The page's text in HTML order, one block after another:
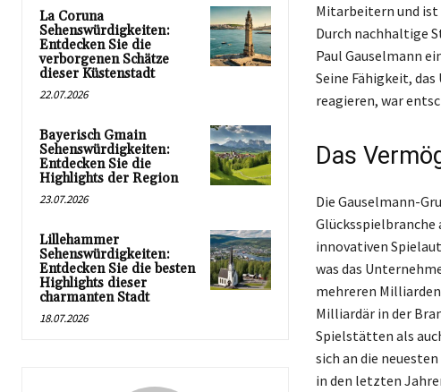
La Coruna
Sehenswürdigkeiten:
Entdecken Sie die
verborgenen Schätze
dieser Küstenstadt
22.07.2026
Bayerisch Gmain
Sehenswürdigkeiten:
Entdecken Sie die
Highlights der Region
23.07.2026
Lillehammer
Sehenswürdigkeiten:
Entdecken Sie die besten
Highlights dieser
charmanten Stadt
18.07.2026
Mitarbeitern und ist
Durch nachhaltige
Paul Gauselmann
Seine Fähigkeit,
reagieren, war
Das
Die Gauselmann-
innovativen
was das
mehreren
Milliardär in der
Spielstätten als
sich an die
in den letzten